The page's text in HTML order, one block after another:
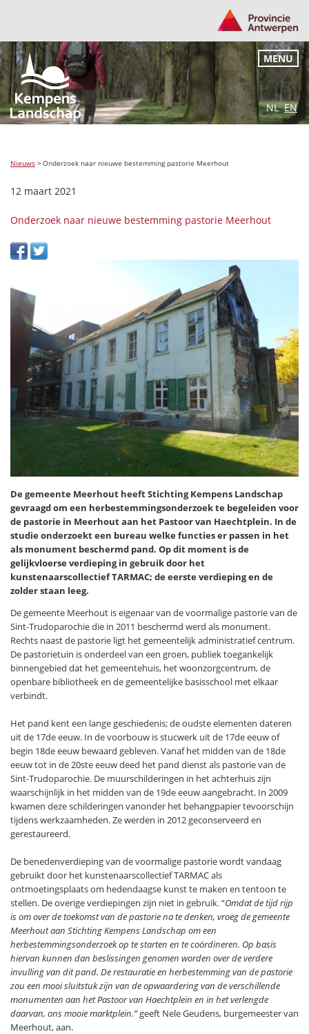
NL EN
MENU
Nieuws >Onderzoek naar nieuwe bestemming pastorie Meerhout
12 maart 2021
Onderzoek naar nieuwe bestemming pastorie Meerhout
De gemeente Meerhout heeft Stichting Kempens Landschap
gevraagd om een herbestemmingsonderzoek te begeleiden voor
de pastorie in Meerhout aan het Pastoor van Haechtplein. In de
studie onderzoekt een bureau welke functies er passen in het
als monument beschermd pand. Op dit moment is de
gelijkvloerse verdieping in gebruik door het
kunstenaarscollectief TARMAC; de eerste verdieping en de
zolder staan leeg.
De gemeente Meerhout is eigenaar van de voormalige pastorie van de
Sint-Trudoparochie die in 2011 beschermd werd als monument.
Rechts naast de pastorie ligt het gemeentelijk administratief centrum.
De pastorietuin is onderdeel van een groen, publiek toegankelijk
binnengebied dat het gemeentehuis, het woonzorgcentrum, de
openbare bibliotheek en de gemeentelijke basisschool met elkaar
verbindt.
Het pand kent een lange geschiedenis; de oudste elementen dateren
uit de 17de eeuw. In de voorbouw is stucwerk uit de 17de eeuw of
begin 18de eeuw bewaard gebleven. Vanaf het midden van de 18de
eeuw tot in de 20ste eeuw deed het pand dienst als pastorie van de
Sint-Trudoparochie. De muurschilderingen in het achterhuis zijn
waarschijnlijk in het midden van de 19de eeuw aangebracht. In 2009
kwamen deze schilderingen vanonder het behangpapier tevoorschijn
tijdens werkzaamheden. Ze werden in 2012 geconserveerd en
gerestaureerd.
De benedenverdieping van de voormalige pastorie wordt vandaag
gebruikt door het kunstenaarscollectief TARMAC als
ontmoetingsplaats om hedendaagse kunst te maken en tentoon te
stellen. De overige verdiepingen zijn niet in gebruik. “Omdat de tijd rijp
is om over de toekomst van de pastorie na te denken, vroeg de gemeente
Meerhout aan Stichting Kempens Landschap om een
herbestemmingsonderzoek op te starten en te coördineren. Op basis
hiervan kunnen dan beslissingen genomen worden over de verdere
invulling van dit pand. De restauratie en herbestemming van de pastorie
zou een mooi sluitstuk zijn van de opwaardering van de verschillende
monumenten aan het Pastoor van Haechtplein en in het verlengde
daarvan, ons mooie marktplein.”geeft Nele Geudens, burgemeester van
Meerhout, aan.